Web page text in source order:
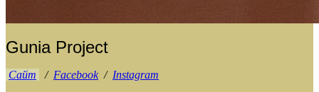
Gunia Project
Сайт / Facebook/ Instagram